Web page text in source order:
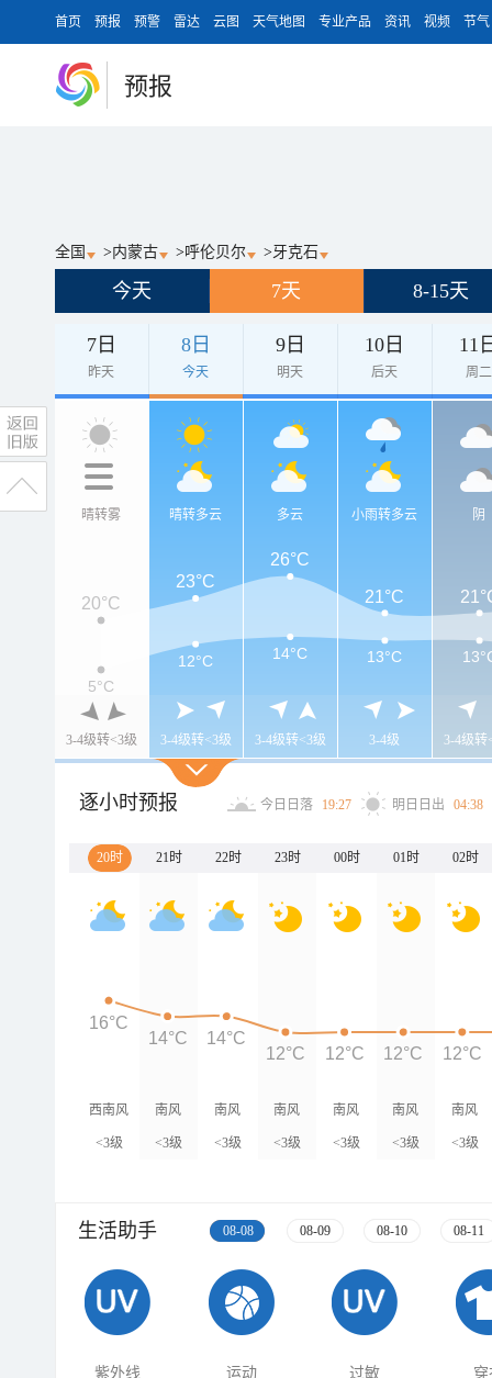
首页 预报 预警 雷达 云图 天气地图 专业产品 资讯 视频 节气
预报
全国 >内蒙古 >呼伦贝尔 >牙克石
今天 7天 8-15天
7日
昨天
8日
今天
9日
明天
10日
后天
11
周二
晴转雾
3-4级转<3级
晴转多云
3-4级转<3级
多云
3-4级转<3级
小雨转多云
3-4级
阴
3-4级转
20°C
23°C
26°C
21°C
5°C
12°C 14°C 13°C
逐小时预报 今日日落 19:27 明日日出 04:38
20时 21时 22时 23时 00时 01时 02时
西南风
<3级
南风
<3级
南风
<3级
南风
<3级
南风
<3级
南风
<3级
南风
<3级
16°C
14°C
14°C
12°C 12°C 12°C 12°C
生活助手 08-08 08-09 08-10 08-11
紫外线 运动 过敏 穿